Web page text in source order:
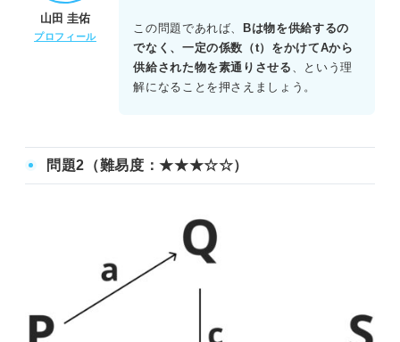
の流れはB=sAなので、BからDへの流れはtB=t(sA)=stAと
なる。
2つ目は、Cから直接Dへ入るルートであり、これはuCと表
山田 圭佑
プロフィール
この問題であれば、
Bは物を供給するの
でなく、一定の係数（t）をかけてAから
供給された物を素通りさせる 、という理
解になることを押さえましょう。
問題2（難易度：★★★☆☆）